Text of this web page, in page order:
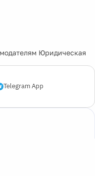
Юридическая
Telegram App